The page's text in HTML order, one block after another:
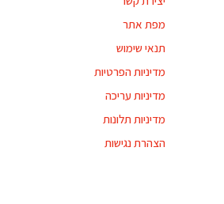
מפת אתר
תנאי שימוש
מדיניות הפרטיות
מדיניות עריכה
מדיניות תלונות
הצהרת נגישות